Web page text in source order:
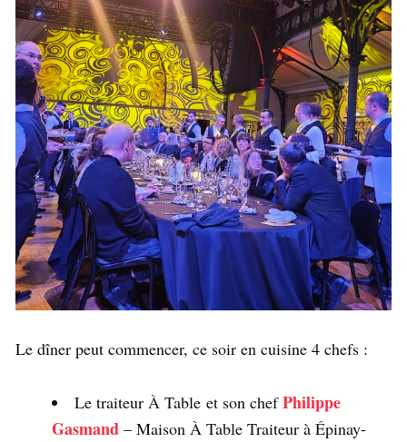
Le dîner peut commencer, ce soir en cuisine 4 chefs :
Le traiteur À Table et son chefPhilippe
Gasmand – Maison À Table Traiteur à Épinay-